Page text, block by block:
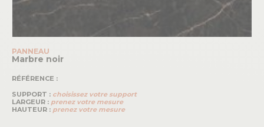
PANNEAU
Marbre noir
RÉFÉRENCE :
SUPPORT : choisissez votre support
LARGEUR : prenez votre mesure
HAUTEUR : prenez votre mesure